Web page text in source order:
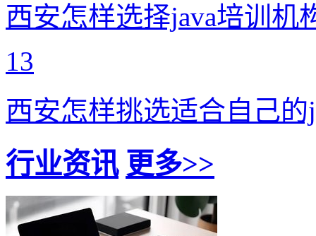
西安怎样选择java培训机
13
西安怎样挑选适合自己的
行业资讯 更多>>